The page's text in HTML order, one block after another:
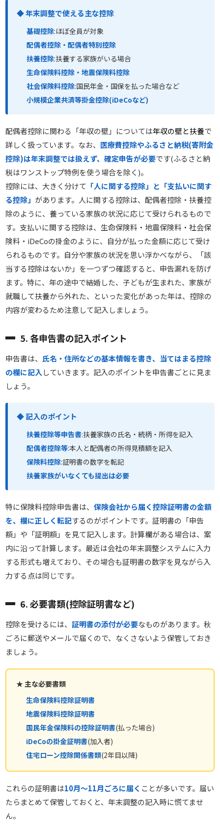
◆ 年末調整で使える主な控除
基礎控除:ほぼ全員が対象
配偶者控除・配偶者特別控除
扶養控除:扶養する家族がいる場合
生命保険料控除・地震保険料控除
社会保険料控除:国民年金・国保を払った場合など
小規模企業共済等掛金控除(iDeCoなど)
配偶者控除に関わる「年収の壁」については年収の壁と扶養で
詳しく扱っています。なお、 医療費控除やふるさと納税(寄附金
控除)は年末調整では扱えず、確定申告が必要です(ふるさと納
税はワンストップ特例を使う場合を除く)。
控除には、大きく分けて 「人に関する控除」と「支払いに関す
る控除」 があります。人に関する控除は、配偶者控除・扶養控
除のように、養っている家族の状況に応じて受けられるもので
す。支払いに関する控除は、生命保険料・地震保険料・社会保
険料・iDeCoの掛金のように、自分が払った金額に応じて受け
られるものです。自分や家族の状況を思い浮かべながら、「該
当する控除はないか」を一つずつ確認すると、申告漏れを防げ
ます。特に、年の途中で結婚した、子どもが生まれた、家族が
就職して扶養から外れた、といった変化があった年は、控除の
内容が変わるため注意して記入しましょう。
5. 各申告書の記入ポイント
申告書は、 氏名・住所などの基本情報を書き、当てはまる控除
の欄に記入していきます。記入のポイントを申告書ごとに見ま
しょう。
◆ 記入のポイント
扶養控除等申告書:扶養家族の氏名・続柄・所得を記入
配偶者控除等:本人と配偶者の所得見積額を記入
保険料控除:証明書の数字を転記
扶養家族がいなくても提出は必要
特に保険料控除申告書は、保険会社から届く控除証明書の金額
を、欄に正しく転記するのがポイントです。証明書の「申告
額」や「証明額」を見て記入します。計算欄がある場合は、案
内に沿って計算します。最近は会社の年末調整システムに入力
する形式も増えており、その場合も証明書の数字を見ながら入
力する点は同じです。
6. 必要書類(控除証明書など)
控除を受けるには、証明書の添付が必要なものがあります。秋
ごろに郵送やメールで届くので、なくさないよう保管しておき
ましょう。
★ 主な必要書類
生命保険料控除証明書
地震保険料控除証明書
国民年金保険料の控除証明書(払った場合)
iDeCoの掛金証明書(加入者)
住宅ローン控除関係書類(2年目以降)
これらの証明書は10月〜11月ごろに届く ことが多いです。届い
たらまとめて保管しておくと、年末調整の記入時に慌てませ
ん。